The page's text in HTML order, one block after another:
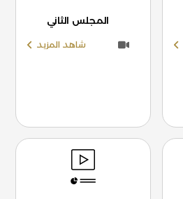
المجلس الثاني
شاهد المزيد